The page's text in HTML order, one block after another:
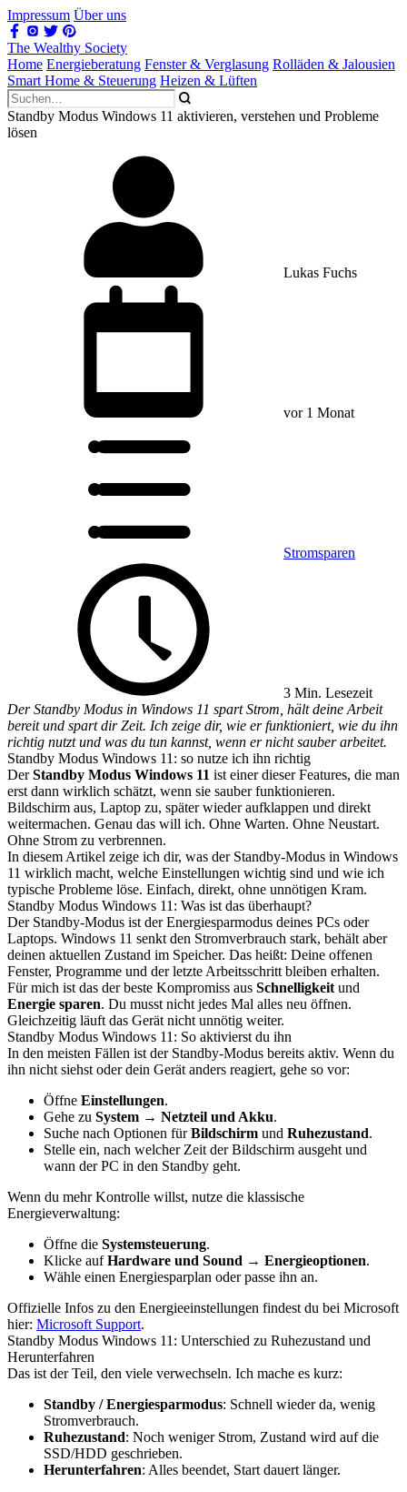
Impressum Über uns
The Wealthy Society
Home Energieberatung Fenster & Verglasung Rolläden & Jalousien
Smart Home & Steuerung Heizen & Lüften
Standby Modus Windows 11 aktivieren, verstehen und Probleme
lösen
Lukas Fuchs
vor 1 Monat
Stromsparen
3 Min. Lesezeit
Der Standby Modus in Windows 11 spart Strom, hält deine Arbeit
bereit und spart dir Zeit. Ich zeige dir, wie er funktioniert, wie du ihn
richtig nutzt und was du tun kannst, wenn er nicht sauber arbeitet.
Standby Modus Windows 11: so nutze ich ihn richtig
DerStandby Modus Windows 11 ist einer dieser Features, die man
erst dann wirklich schätzt, wenn sie sauber funktionieren.
Bildschirm aus, Laptop zu, später wieder aufklappen und direkt
weitermachen. Genau das will ich. Ohne Warten. Ohne Neustart.
Ohne Strom zu verbrennen.
In diesem Artikel zeige ich dir, was der Standby-Modus in Windows
11 wirklich macht, welche Einstellungen wichtig sind und wie ich
typische Probleme löse. Einfach, direkt, ohne unnötigen Kram.
Standby Modus Windows 11: Was ist das überhaupt?
Der Standby-Modus ist der Energiesparmodus deines PCs oder
Laptops. Windows 11 senkt den Stromverbrauch stark, behält aber
deinen aktuellen Zustand im Speicher. Das heißt: Deine offenen
Fenster, Programme und der letzte Arbeitsschritt bleiben erhalten.
Für mich ist das der beste Kompromiss aus Schnelligkeit und
Energie sparen. Du musst nicht jedes Mal alles neu öffnen.
Gleichzeitig läuft das Gerät nicht unnötig weiter.
Standby Modus Windows 11: So aktivierst du ihn
In den meisten Fällen ist der Standby-Modus bereits aktiv. Wenn du
ihn nicht siehst oder dein Gerät anders reagiert, gehe so vor:
Öffne Einstellungen.
Gehe zu System → Netzteil und Akku.
Suche nach Optionen fürBildschirm und Ruhezustand.
Stelle ein, nach welcher Zeit der Bildschirm ausgeht und
wann der PC in den Standby geht.
Wenn du mehr Kontrolle willst, nutze die klassische
Energieverwaltung:
Öffne die Systemsteuerung.
Klicke aufHardware und Sound → Energieoptionen.
Wähle einen Energiesparplan oder passe ihn an.
Offizielle Infos zu den Energieeinstellungen findest du bei Microsoft
hier: Microsoft Support.
Standby Modus Windows 11: Unterschied zu Ruhezustand und
Herunterfahren
Das ist der Teil, den viele verwechseln. Ich mache es kurz:
Standby / Energiesparmodus: Schnell wieder da, wenig
Stromverbrauch.
Ruhezustand: Noch weniger Strom, Zustand wird auf die
SSD/HDD geschrieben.
Herunterfahren: Alles beendet, Start dauert länger.